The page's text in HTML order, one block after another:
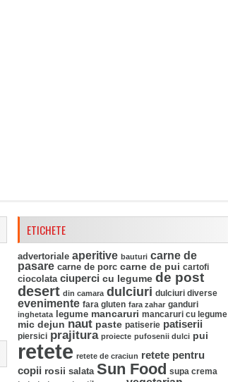
ETICHETE
advertoriale aperitive bauturi carne de
pasare carne de porc carne de pui cartofi
ciocolata ciuperci cu legume de post
desert din camara dulciuri dulciuri diverse
evenimente fara gluten fara zahar ganduri
inghetata legume mancaruri mancaruri cu legume
mic dejun naut paste patiserie patiserii
piersici prajitura proiecte pufosenii dulci pui
retete retete de craciun retete pentru
copii rosii salata Sun Food supa crema